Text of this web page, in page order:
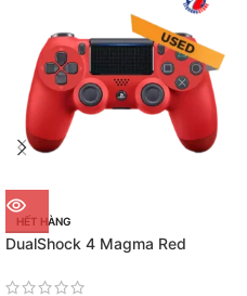
HẾT HÀNG
DualShock 4 Magma Red